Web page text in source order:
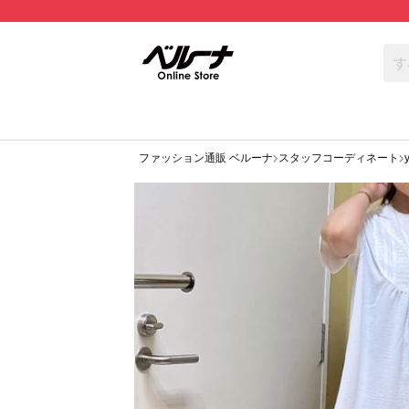
ファッション通販 ベルーナ スタッフコーディネート